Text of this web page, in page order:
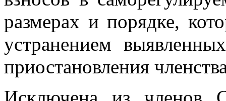
размерах и порядке,
устранением
приостановления